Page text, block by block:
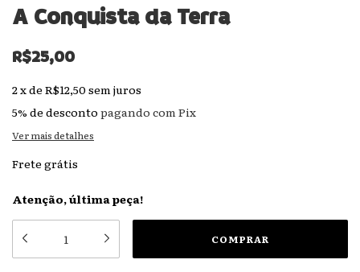
A Conquista da Terra
R$25,00
2xde R$12,50 sem juros
5% de desconto pagando com Pix
Ver mais detalhes
Frete grátis
Atenção, última peça!